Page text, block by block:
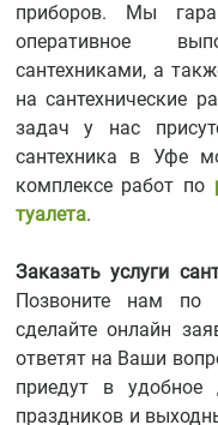
приборов. Мы
оперативное
сантехниками, а
на сантехнические
задач у нас
сантехника в Уфе
комплексе работ по
туалета.
Заказать услуги
Позвоните нам по
сделайте онлайн
ответят на Ваши
приедут в
праздников и